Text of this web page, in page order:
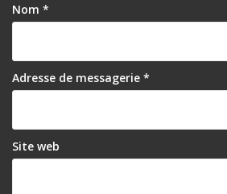
Nom *
Adresse de messagerie *
Site web